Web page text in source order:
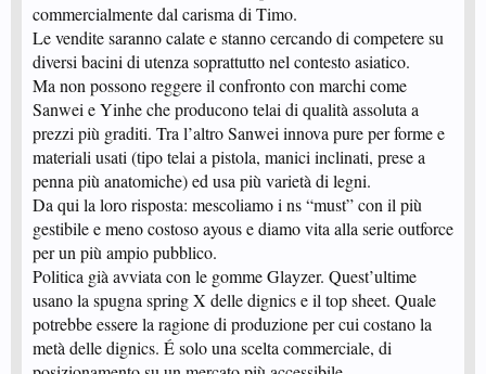
commercialmente dal carisma di Timo.
Le vendite saranno calate e stanno cercando di competere su
diversi bacini di utenza soprattutto nel contesto asiatico.
Ma non possono reggere il confronto con marchi come
Sanwei e Yinhe che producono telai di qualità assoluta a
prezzi più graditi. Tra l’altro Sanwei innova pure per forme e
materiali usati (tipo telai a pistola, manici inclinati, prese a
penna più anatomiche) ed usa più varietà di legni.
Da qui la loro risposta: mescoliamo i ns “must” con il più
gestibile e meno costoso ayous e diamo vita alla serie outforce
per un più ampio pubblico.
Politica già avviata con le gomme Glayzer. Quest’ultime
usano la spugna spring X delle dignics e il top sheet. Quale
potrebbe essere la ragione di produzione per cui costano la
metà delle dignics. É solo una scelta commerciale, di